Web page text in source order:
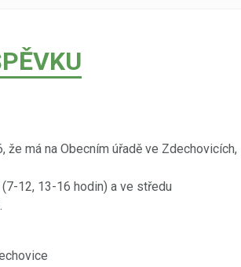
má na Obecním úřadě ve Zdechovicích,
12, 13-16 hodin) a ve středu